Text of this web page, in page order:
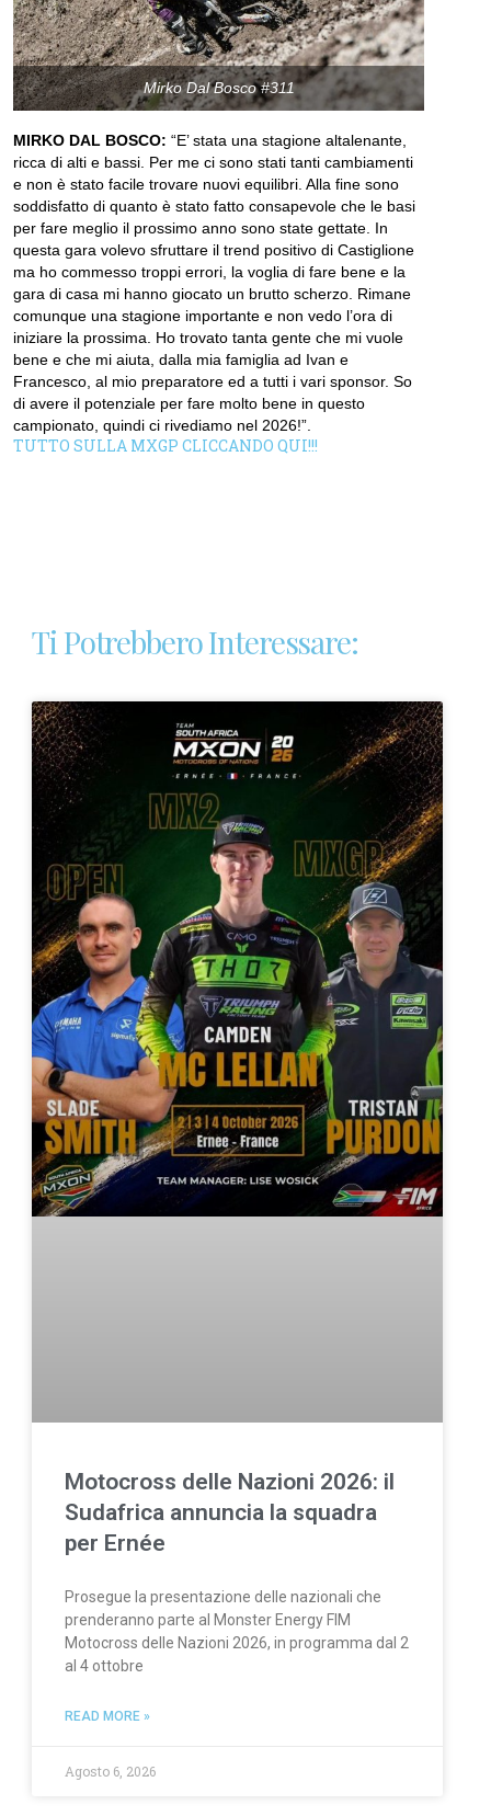
Mirko Dal Bosco #311
MIRKO DAL BOSCO: “E’ stata una stagione altalenante,
ricca di alti e bassi. Per me ci sono stati tanti cambiamenti
e non è stato facile trovare nuovi equilibri. Alla fine sono
soddisfatto di quanto è stato fatto consapevole che le basi
per fare meglio il prossimo anno sono state gettate. In
questa gara volevo sfruttare il trend positivo di Castiglione
ma ho commesso troppi errori, la voglia di fare bene e la
gara di casa mi hanno giocato un brutto scherzo. Rimane
comunque una stagione importante e non vedo l’ora di
iniziare la prossima. Ho trovato tanta gente che mi vuole
bene e che mi aiuta, dalla mia famiglia ad Ivan e
Francesco, al mio preparatore ed a tutti i vari sponsor. So
di avere il potenziale per fare molto bene in questo
campionato, quindi ci rivediamo nel 2026!”.
TUTTO SULLA MXGP CLICCANDO QUI!!!
Ti Potrebbero Interessare:
Motocross delle Nazioni 2026: il
Sudafrica annuncia la squadra
per Ernée
Prosegue la presentazione delle nazionali che
prenderanno parte al Monster Energy FIM
Motocross delle Nazioni 2026, in programma dal 2
al 4 ottobre
READ MORE »
Agosto 6, 2026